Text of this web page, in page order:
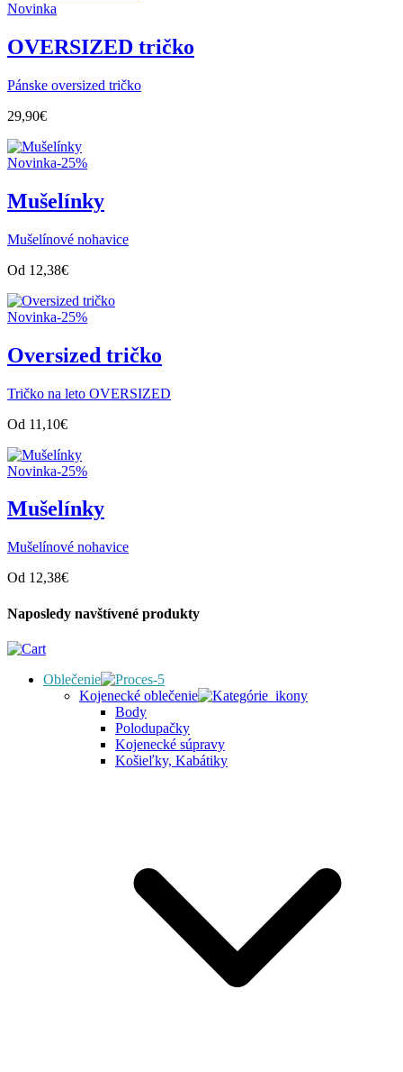
Novinka
OVERSIZED tričko
Pánske oversized tričko
29,90€
Novinka-25%
Mušelínky
Mušelínové nohavice
Od 12,38€
Novinka-25%
Oversized tričko
Tričko na leto OVERSIZED
Od 11,10€
Novinka-25%
Mušelínky
Mušelínové nohavice
Od 12,38€
Naposledy navštívené produkty
Oblečenie
Kojenecké oblečenie
Body
Polodupačky
Kojenecké súpravy
Košieľky, Kabátiky